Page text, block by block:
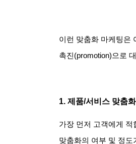
이런 맞춤화 마케팅은
촉진 (promotion)으로
1. 제품/서비스 맞춤화
가장 먼저 고객에게
맞춤화의 여부 및 정도